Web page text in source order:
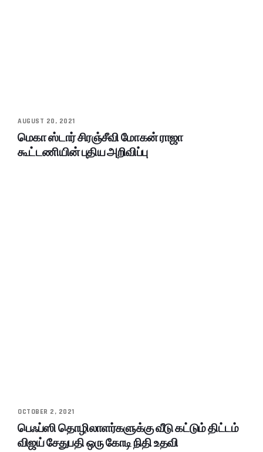
AUGUST 20, 2021
மெகா ஸ்டார் சிரஞ்சீவி மோகன் ராஜா
கூட்டணியின் புதிய அறிவிப்பு
OCTOBER 2, 2021
பெஃப்ஸி தொழிலாளர்களுக்கு வீடு கட்டும் திட்டம்
விஜய் சேதுபதி ஒரு கோடி நிதி உதவி